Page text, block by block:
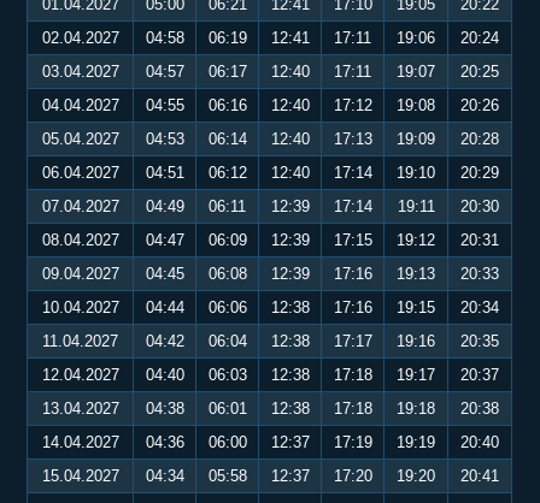
01.04.2027
05:00 06:21 12:41 17:10 19:05
20:22
02.04.2027
04:58 06:19 12:41 17:11 19:06
20:24
03.04.2027
04:57 06:17 12:40 17:11 19:07
20:25
04.04.2027
04:55 06:16 12:40 17:12 19:08
20:26
05.04.2027
04:53 06:14 12:40 17:13 19:09
20:28
06.04.2027
04:51 06:12 12:40 17:14 19:10
20:29
07.04.2027
04:49 06:11 12:39 17:14 19:11
20:30
08.04.2027
04:47 06:09 12:39 17:15 19:12
20:31
09.04.2027
04:45 06:08 12:39 17:16 19:13
20:33
10.04.2027
04:44 06:06 12:38 17:16 19:15
20:34
11.04.2027
04:42 06:04 12:38 17:17 19:16
20:35
12.04.2027
04:40 06:03 12:38 17:18 19:17
20:37
13.04.2027
04:38 06:01 12:38 17:18 19:18
20:38
14.04.2027
04:36 06:00 12:37 17:19 19:19
20:40
15.04.2027
04:34 05:58 12:37 17:20 19:20
20:41